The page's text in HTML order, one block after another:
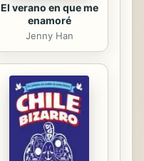
El verano en que me
enamoré
Jenny Han